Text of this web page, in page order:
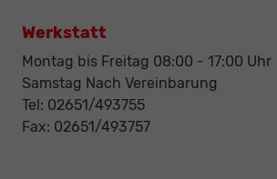
Werkstatt
Montag bis Freitag 08:00 - 17:00 Uhr
Samstag Nach Vereinbarung
Tel: 02651/493755
Fax: 02651/493757